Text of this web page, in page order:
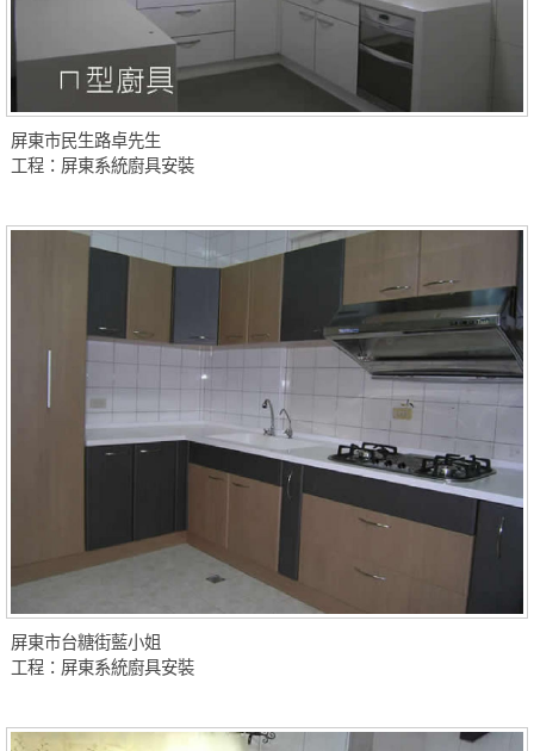
屏東市民生路卓先生
工程：屏東系統廚具安裝
屏東市台糖街藍小姐
工程：屏東系統廚具安裝